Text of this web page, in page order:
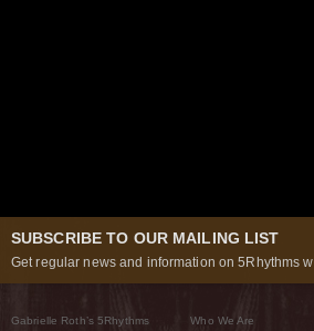
SUBSCRIBE TO OUR MAILING LIST
Get regular news and information on 5Rhythms
Gabrielle Roth’s 5Rhythms Who We Are